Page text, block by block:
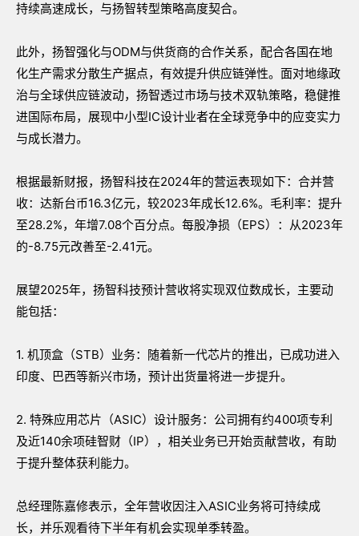
持续高速成长，与扬智转型策略高度契合。
此外，扬智强化与ODM与供货商的合作关系，配合各国在地
化生产需求分散生产据点，有效提升供应链弹性。面对地缘政
治与全球供应链波动，扬智透过市场与技术双轨策略，稳健推
进国际布局，展现中小型IC设计业者在全球竞争中的应变实力
与成长潜力。
根据最新财报，扬智科技在2024年的营运表现如下：合并营
收：达新台币16.3亿元，较2023年成长12.6%。毛利率：提升
至28.2%，年增7.08个百分点。每股净损（EPS）：从2023年
的-8.75元改善至-2.41元。
展望2025年，扬智科技预计营收将实现双位数成长，主要动
能包括：
1. 机顶盒（STB）业务：随着新一代芯片的推出，已成功进入
印度、巴西等新兴市场，预计出货量将进一步提升。
2. 特殊应用芯片（ASIC）设计服务：公司拥有约400项专利
及近140余项硅智财（IP），相关业务已开始贡献营收，有助
于提升整体获利能力。
总经理陈嘉修表示，全年营收因注入ASIC业务将可持续成
长，并乐观看待下半年有机会实现单季转盈。